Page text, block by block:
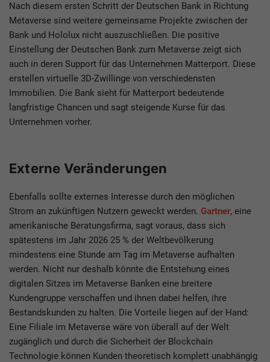
Nach diesem ersten Schritt der Deutschen Bank in Richtung
Metaverse sind weitere gemeinsame Projekte zwischen der
Bank und Hololux nicht auszuschließen. Die positive
Einstellung der Deutschen Bank zum Metaverse zeigt sich
auch in deren Support für das Unternehmen Matterport. Diese
erstellen virtuelle 3D-Zwillinge von verschiedensten
Immobilien. Die Bank sieht für Matterport bedeutende
langfristige Chancen und sagt steigende Kurse für das
Unternehmen vorher.
Externe Veränderungen
Ebenfalls sollte externes Interesse durch den möglichen
Strom an zukünftigen Nutzern geweckt werden. Gartner, eine
amerikanische Beratungsfirma, sagt voraus, dass sich
spätestens im Jahr 2026 25 % der Weltbevölkerung
mindestens eine Stunde am Tag im Metaverse aufhalten
werden. Nicht nur deshalb könnte die Entstehung eines
digitalen Sitzes im Metaverse Banken eine breitere
Kundengruppe verschaffen und ihnen dabei helfen, ihre
Bestandskunden zu halten. Die Vorteile liegen auf der Hand:
Eine Filiale im Metaverse wäre von überall auf der Welt
zugänglich und durch die Sicherheit der Blockchain
Technologie können Kunden theoretisch komplett unabhängig